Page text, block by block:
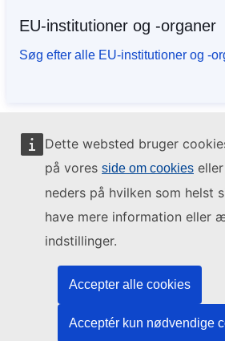
Dette websted bruger
på vores side om cookies
neders på hvilken som helst
have mere information eller
indstillinger.
Accepter alle cookies
Acceptér kun nødvendige
EU-institutioner og -organer
Søg efter alle EU-institutioner og -